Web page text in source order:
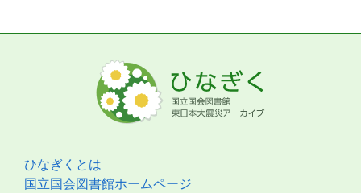
ひなぎくとは
国立国会図書館ホームページ